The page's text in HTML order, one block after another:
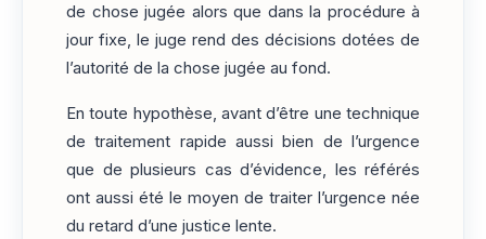
de chose jugée alors que dans la procédure à
jour fixe, le juge rend des décisions dotées de
l’autorité de la chose jugée au fond.
En toute hypothèse, avant d’être une technique
de traitement rapide aussi bien de l’urgence
que de plusieurs cas d’évidence, les référés
ont aussi été le moyen de traiter l’urgence née
du retard d’une justice lente.